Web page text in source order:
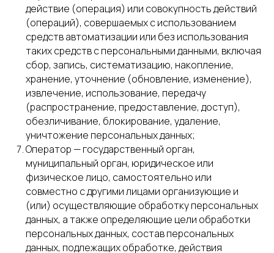
действие (операция) или совокупность действий
(операций), совершаемых с использованием
средств автоматизации или без использования
таких средств с персональными данными, включая
сбор, запись, систематизацию, накопление,
хранение, уточнение (обновление, изменение),
извлечение, использование, передачу
(распространение, предоставление, доступ),
обезличивание, блокирование, удаление,
уничтожение персональных данных;
Оператор — государственный орган,
муниципальный орган, юридическое или
физическое лицо, самостоятельно или
совместно с другими лицами организующие и
(или) осуществляющие обработку персональных
данных, а также определяющие цели обработки
персональных данных, состав персональных
данных, подлежащих обработке, действия